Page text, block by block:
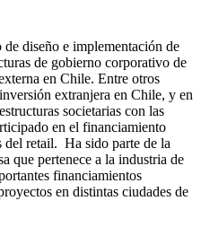
diseño e implementación de
de gobierno corporativo de
en Chile. Entre otros
extranjera en Chile, y en
societarias con las
en el financiamiento
del retail. Ha sido parte de la
que pertenece a la industria de
financiamientos
en distintas ciudades de